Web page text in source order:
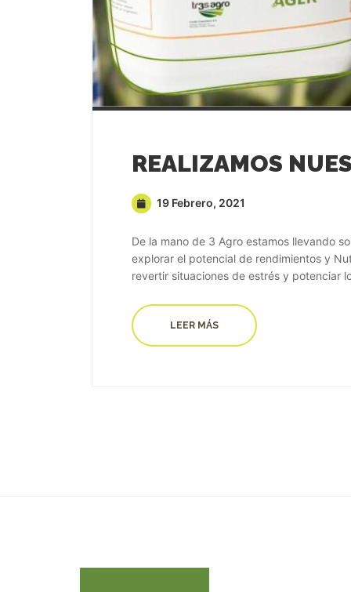
19 Febrero, 2021
De la mano de 3 Agro estamos llevando
explorar el potencial de rendimientos y
revertir situaciones de estrés y potenciar
LEER MÁS